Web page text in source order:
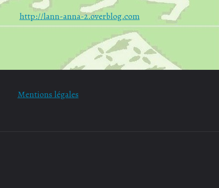
http://lann-anna-2.overblog.com
Mentions légales